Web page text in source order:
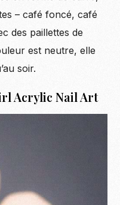
– café foncé, café
des paillettes de
est neutre, elle
soir.
Acrylic Nail Art